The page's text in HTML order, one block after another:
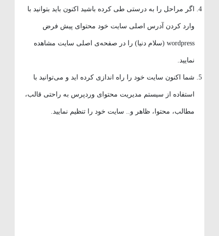
اگر مراحل را به درستی طی کرده باشید اکنون باید بتوانید با
وارد کردن آدرس اصلی سایت خود محتوای پیش فرض
wordpress (سلام دنیا) را در صفحه‌ی اصلی سایت مشاهده
نمایید.
شما اکنون سایت خود را راه اندازی کرده اید و می‌توانید با
استفاده از سیستم مدیریت محتوای وردپرس به راحتی قالب،
مطالب، محتوا، ظاهر و.. سایت خود را تنظیم نمایید.